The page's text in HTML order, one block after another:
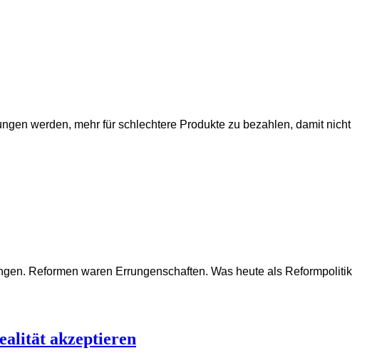
werden, mehr für schlechtere Produkte zu bezahlen, damit nicht
Reformen waren Errungenschaften. Was heute als Reformpolitik
akzeptieren